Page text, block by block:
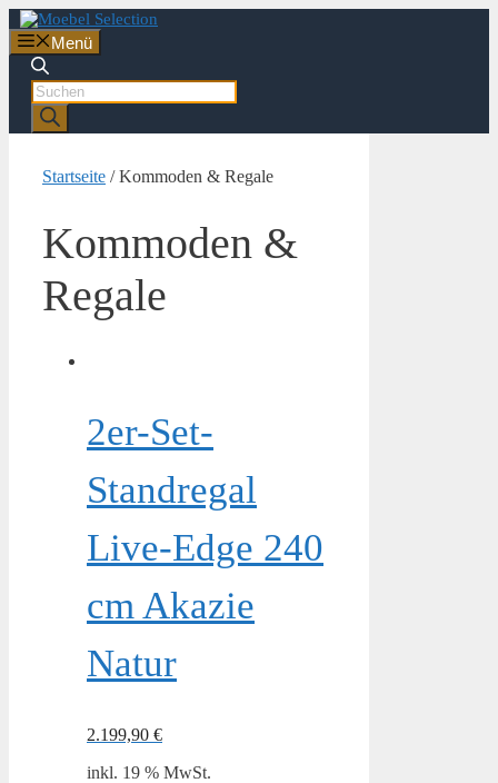
Zum
Inhalt
springen
Menü
Products
search
Startseite / Kommoden & Regale
Kommoden &
Regale
2er-Set-
Standregal
Live-Edge 240
cm Akazie
Natur
2.199,90 €
inkl. 19 % MwSt.